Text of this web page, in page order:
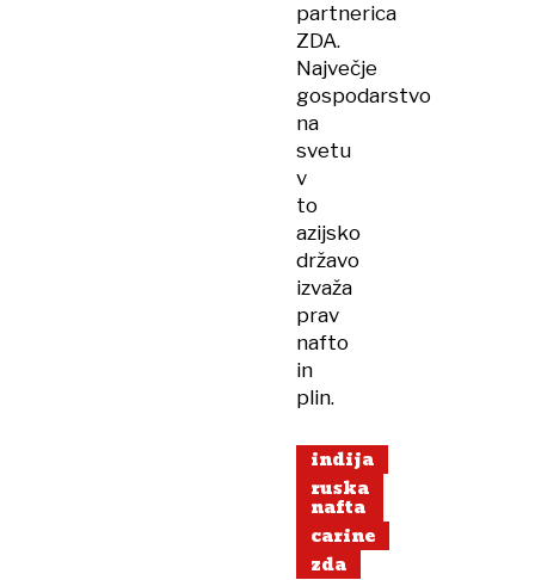
partnerica
ZDA.
Največje
gospodarstvo
na
svetu
v
to
azijsko
državo
izvaža
prav
nafto
in
plin.
indija
ruska
nafta
carine
zda